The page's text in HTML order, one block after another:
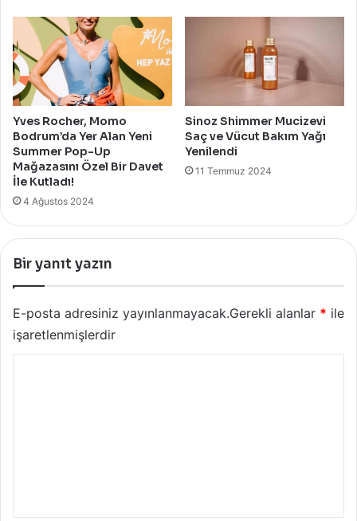
Yves Rocher, Momo
Bodrum’da Yer Alan Yeni
Summer Pop-Up
Mağazasını Özel Bir Davet
İle Kutladı!
4 Ağustos 2024
Sinoz Shimmer Mucizevi
Saç ve Vücut Bakım Yağı
Yenilendi
11 Temmuz 2024
Bir yanıt yazın
E-posta adresiniz yayınlanmayacak.Gerekli alanlar * ile
işaretlenmişlerdir